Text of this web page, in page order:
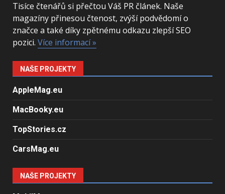
Tisíce čtenářů si přečtou Váš PR článek. Naše
magazíny přinesou čtenost, zvýší podvědomí o
značce a také díky zpětnému odkazu zlepší SEO
pozici. Více informací »
NAŠE PROJEKTY
AppleMag.eu
MacBooky.eu
TopStories.cz
CarsMag.eu
NAŠE PROJEKTY